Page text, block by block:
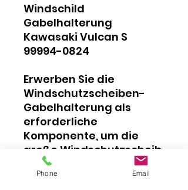
Windschild
Gabelhalterung
Kawasaki Vulcan S
99994-0824
Erwerben Sie die
Windschutzscheiben-
Gabelhalterung als
erforderliche
Komponente, um die
große Windschutzscheib
e - 99994-0823 zu
montieren.
Phone Email